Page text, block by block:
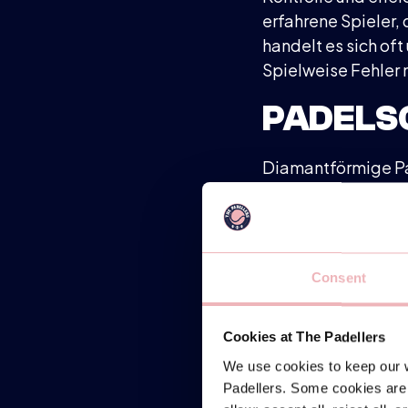
Consent
Cookies at The Padellers
We use cookies to keep our
Padellers. Some cookies
erfahrene Spieler,
handelt es sich
Spielweise Fehler
Diamantförmige
Tropfenförmige
gute Mischung